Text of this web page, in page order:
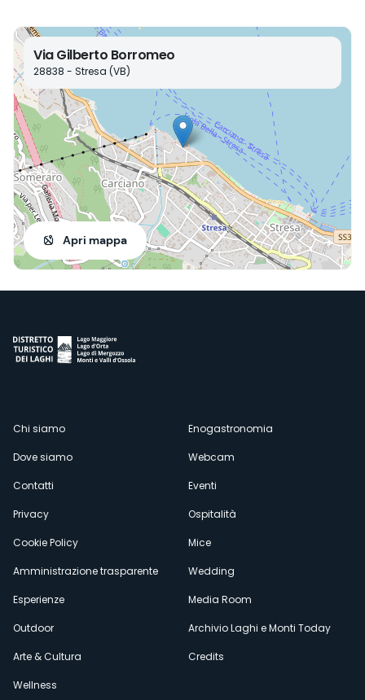
Via Gilberto Borromeo
28838 - Stresa (VB)
Apri mappa
Menù
secondario
Chi siamo
Dove siamo
Contatti
Privacy
Cookie Policy
Amministrazione trasparente
Esperienze
Outdoor
Arte & Cultura
Wellness
Enogastronomia
Webcam
Eventi
Ospitalità
Mice
Wedding
Media Room
Archivio Laghi e Monti Today
Credits